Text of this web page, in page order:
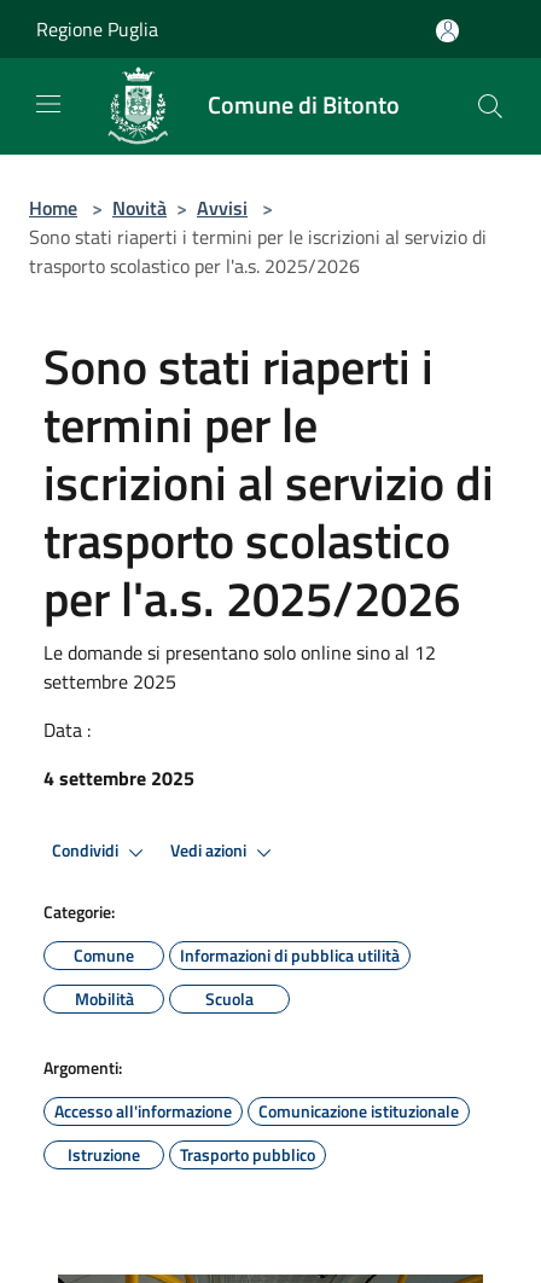
Regione Puglia
Comune di Bitonto
Home > Novità > Avvisi >
Sono stati riaperti i termini per le iscrizioni al servizio di
trasporto scolastico per l'a.s. 2025/2026
Sono stati riaperti i
termini per le
iscrizioni al servizio di
trasporto scolastico
per l'a.s. 2025/2026
Le domande si presentano solo online sino al 12
settembre 2025
Data :
4 settembre 2025
Condividi Vedi azioni
Categorie:
Comune
Informazioni di pubblica utilità
Mobilità
Scuola
Argomenti:
Accesso all'informazione
Comunicazione istituzionale
Istruzione
Trasporto pubblico